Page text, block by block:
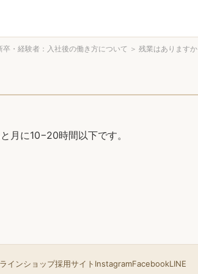
卒・経験者：入社後の働き方について ＞ 残業はありますか
月に10−20時間以下です。
インショップ採用サイト InstagramFacebookLINE